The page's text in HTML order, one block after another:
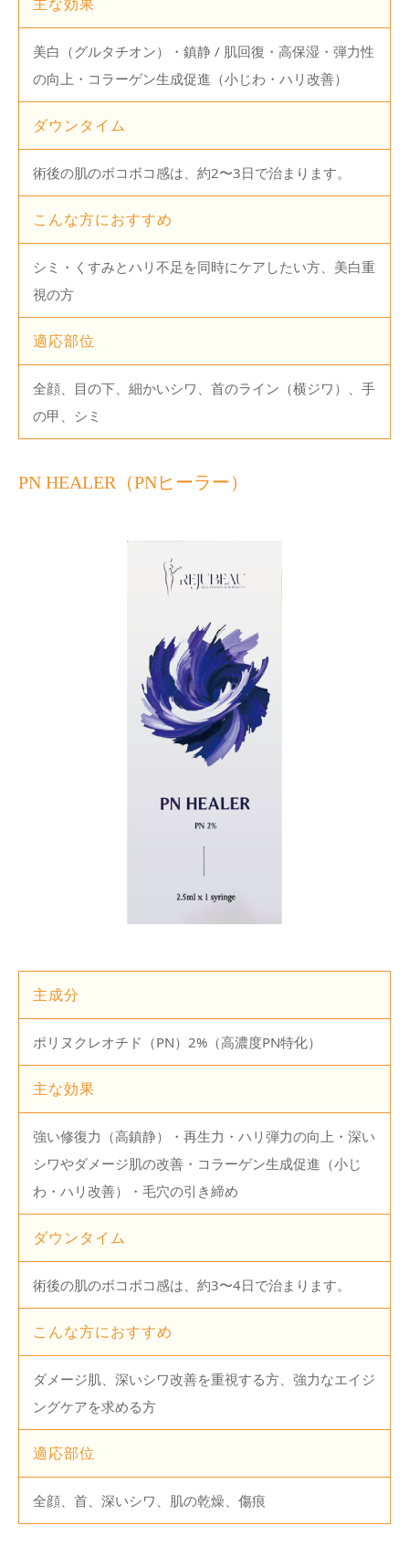
主な効果
美白（グルタチオン）・鎮静 / 肌回復・高保湿・弾力性
の向上・コラーゲン生成促進（小じわ・ハリ改善）
ダウンタイム
術後の肌のボコボコ感は、約2〜3日で治まります。
こんな方におすすめ
シミ・くすみとハリ不足を同時にケアしたい方、美白重
視の方
適応部位
全顔、目の下、細かいシワ、首のライン（横ジワ）、手
の甲、シミ
PN HEALER（PNヒーラー）
主成分
ポリヌクレオチド（PN）2%（高濃度PN特化）
主な効果
強い修復力（高鎮静）・再生力・ハリ弾力の向上・深い
シワやダメージ肌の改善・コラーゲン生成促進（小じ
わ・ハリ改善）・毛穴の引き締め
ダウンタイム
術後の肌のボコボコ感は、約3〜4日で治まります。
こんな方におすすめ
ダメージ肌、深いシワ改善を重視する方、強力なエイジ
ングケアを求める方
適応部位
全顔、首、深いシワ、肌の乾燥、傷痕